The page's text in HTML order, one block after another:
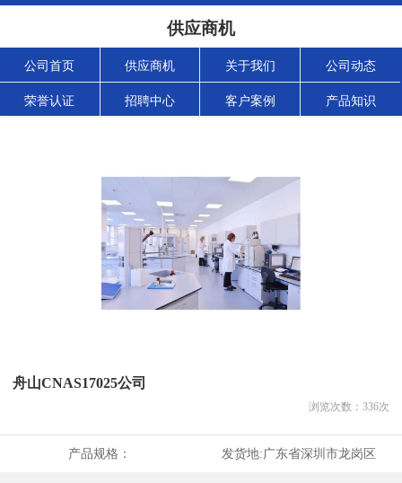
供应商机
公司首页 供应商机 关于我们 公司动态
荣誉认证 招聘中心 客户案例 产品知识
舟山CNAS17025公司
浏览次数： 336次
产品规格： 发货地:广东省深圳市龙岗区